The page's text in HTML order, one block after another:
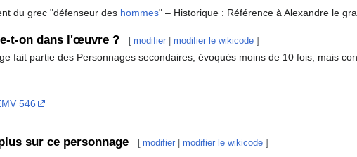
du grec "défenseur des hommes" – Historique : Référence à Alexandre le
t-on dans l'œuvre ? [ modifier |modifier le wikicode ]
fait partie des Personnages secondaires, évoqués moins de 10 fois, mais
546
sur ce personnage [ modifier |modifier le wikicode ]